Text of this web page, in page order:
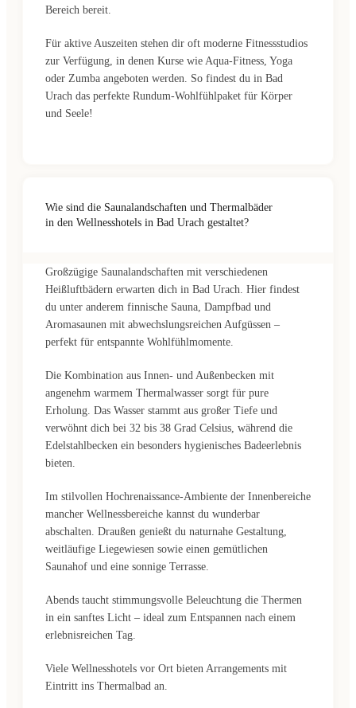
Bereich bereit.
Für aktive Auszeiten stehen dir oft moderne Fitnessstudios
zur Verfügung, in denen Kurse wie Aqua-Fitness, Yoga
oder Zumba angeboten werden. So findest du in Bad
Urach das perfekte Rundum-Wohlfühlpaket für Körper
und Seele!
Wie sind die Saunalandschaften und Thermalbäder
in den Wellnesshotels in Bad Urach gestaltet?
Großzügige Saunalandschaften mit verschiedenen
Heißluftbädern erwarten dich in Bad Urach. Hier findest
du unter anderem finnische Sauna, Dampfbad und
Aromasaunen mit abwechslungsreichen Aufgüssen –
perfekt für entspannte Wohlfühlmomente.
Die Kombination aus Innen- und Außenbecken mit
angenehm warmem Thermalwasser sorgt für pure
Erholung. Das Wasser stammt aus großer Tiefe und
verwöhnt dich bei 32 bis 38 Grad Celsius, während die
Edelstahlbecken ein besonders hygienisches Badeerlebnis
bieten.
Im stilvollen Hochrenaissance-Ambiente der Innenbereiche
mancher Wellnessbereiche kannst du wunderbar
abschalten. Draußen genießt du naturnahe Gestaltung,
weitläufige Liegewiesen sowie einen gemütlichen
Saunahof und eine sonnige Terrasse.
Abends taucht stimmungsvolle Beleuchtung die Thermen
in ein sanftes Licht – ideal zum Entspannen nach einem
erlebnisreichen Tag.
Viele Wellnesshotels vor Ort bieten Arrangements mit
Eintritt ins Thermalbad an.